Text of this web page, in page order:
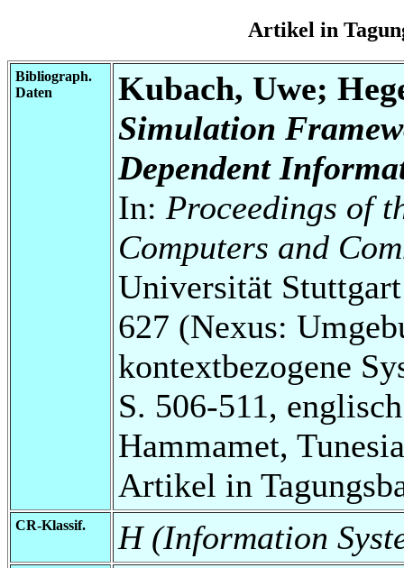
Artikel in
Bibliograph.
Daten
Kubach, Uwe;
Simulation
Dependent
In: Proceedings of
Computers and
Universität
627 (Nexus:
kontextbezogene
S. 506-511,
Hammamet,
Artikel in
CR-Klassif. H (Information